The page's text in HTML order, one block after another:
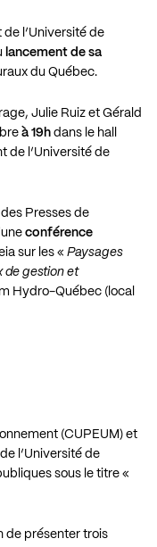
l’Université de
lancement de sa
du Québec.
Julie Ruiz et Gérald
à 19h dans le hall
de l’Université de
Presses de
conférence
sur les « Paysages
de gestion et
Hydro-Québec (local
(CUPEUM) et
l’Université de
sous le titre «
de présenter trois